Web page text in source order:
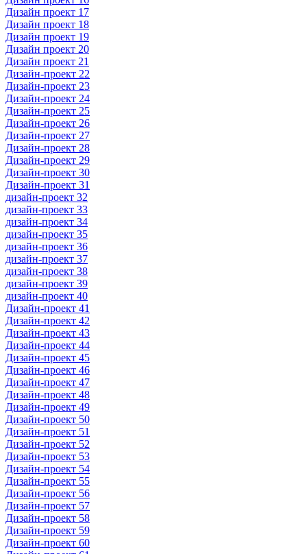
Дизайн проект 17
Дизайн проект 18
Дизайн проект 19
Дизайн проект 20
Дизайн проект 21
Дизайн-проект 22
Дизайн-проект 23
Дизайн-проект 24
Дизайн-проект 25
Дизайн-проект 26
Дизайн-проект 27
Дизайн-проект 28
Дизайн-проект 29
Дизайн-проект 30
Дизайн-проект 31
дизайн-проект 32
дизайн-проект 33
дизайн-проект 34
дизайн-проект 35
дизайн-проект 36
дизайн-проект 37
дизайн-проект 38
дизайн-проект 39
дизайн-проект 40
Дизайн-проект 41
Дизайн-проект 42
Дизайн-проект 43
Дизайн-проект 44
Дизайн-проект 45
Дизайн-проект 46
Дизайн-проект 47
Дизайн-проект 48
Дизайн-проект 49
Дизайн-проект 50
Дизайн-проект 51
Дизайн-проект 52
Дизайн-проект 53
Дизайн-проект 54
Дизайн-проект 55
Дизайн-проект 56
Дизайн-проект 57
Дизайн-проект 58
Дизайн-проект 59
Дизайн-проект 60